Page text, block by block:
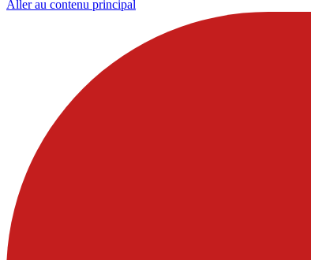
Aller au contenu principal